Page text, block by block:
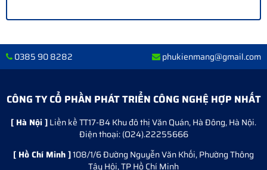
0385 90 8282 phukienmang@gmail.com
CÔNG TY CỔ PHẦN PHÁT TRIỂN CÔNG NGHỆ HỢP NHẤT
[ Hà Nội ]Liền kề TT17-B4 Khu đô thị Văn Quán, Hà Đông, Hà Nội.
Điện thoại: (O24).22255666
[ Hồ Chí Minh ]108/1/6 Đường Nguyễn Văn Khối, Phường Thông
Tây Hội, TP Hồ Chí Minh